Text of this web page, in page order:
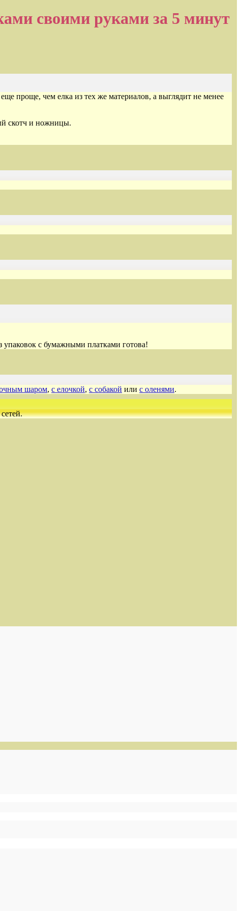
своими руками за 5 минут
проще, чем елка из тех же материалов, а выглядит не менее
скотч и ножницы.
упаковок с бумажными платками готова!
шаром, с елочкой, с собакой или с оленями.